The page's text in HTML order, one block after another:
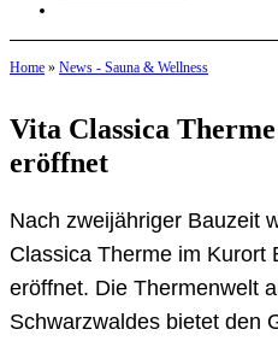
Home » News - Sauna & Wellness
Vita Classica
eröffnet
Nach zweijähriger Bauzeit
Classica Therme im Kurort
eröffnet. Die Thermenwelt
Schwarzwaldes bietet den